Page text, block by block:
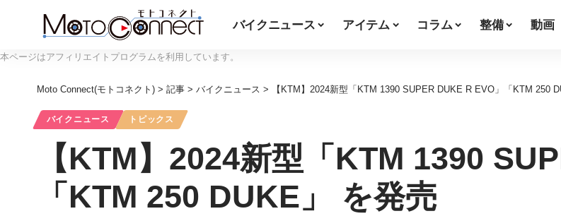
バイクニュース アイテム コラム 整備 動画
本ページはアフィリエイトプログラムを利用しています。
Moto Connect(モトコネクト) > 記事 > バイクニュース > 【KTM】2024新型「KTM 1390 SUPER DUKE R EVO」「KTM 250
バイクニュース トピックス
【KTM】2024新型「KTM 1390
「KTM 250 DUKE」 を発売